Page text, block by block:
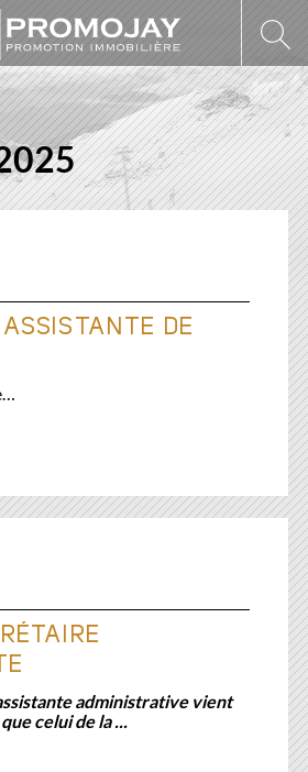
DE
administrative vient
celui de la ...